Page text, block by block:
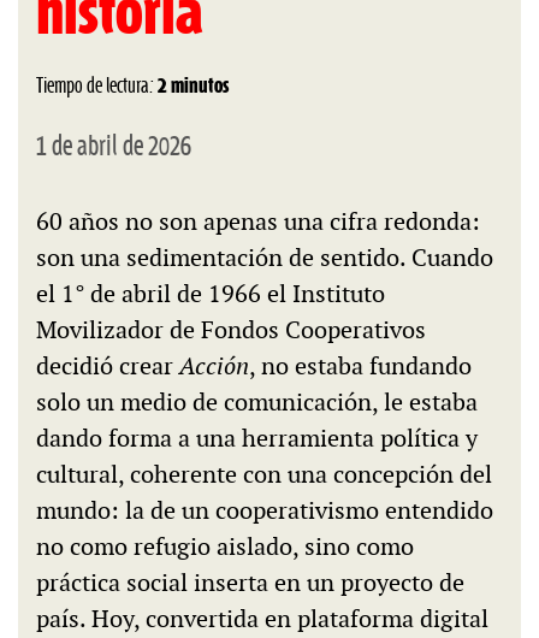
historia
Tiempo de lectura: 2 minutos
1 de abril de 2026
60 años no son apenas una cifra redonda:
son una sedimentación de sentido. Cuando
el 1° de abril de 1966 el Instituto
Movilizador de Fondos Cooperativos
decidió crearAcción, no estaba fundando
solo un medio de comunicación, le estaba
dando forma a una herramienta política y
cultural, coherente con una concepción del
mundo: la de un cooperativismo entendido
no como refugio aislado, sino como
práctica social inserta en un proyecto de
país. Hoy, convertida en plataforma digital